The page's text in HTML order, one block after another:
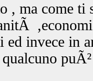
, ma come ti
ed invece in
qualcuno